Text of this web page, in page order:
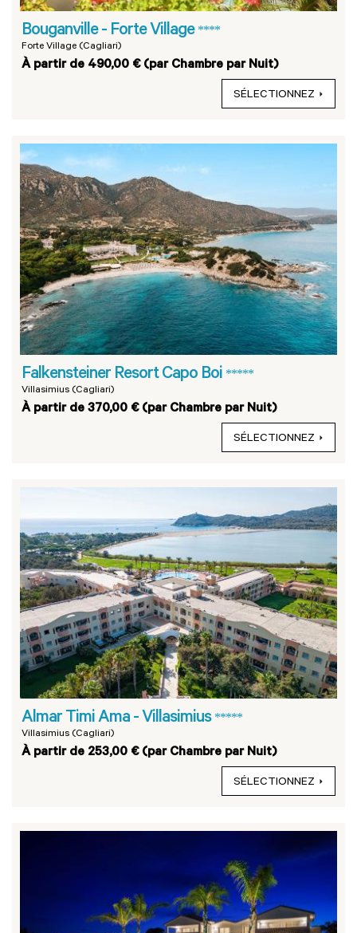
Bouganville - Forte Village ****
Forte Village (Cagliari)
À partir de 490,00 € (par Chambre par Nuit)
SÉLECTIONNEZ
Falkensteiner Resort Capo Boi *****
Villasimius (Cagliari)
À partir de 370,00 € (par Chambre par Nuit)
SÉLECTIONNEZ
Almar Timi Ama - Villasimius *****
Villasimius (Cagliari)
À partir de 253,00 € (par Chambre par Nuit)
SÉLECTIONNEZ